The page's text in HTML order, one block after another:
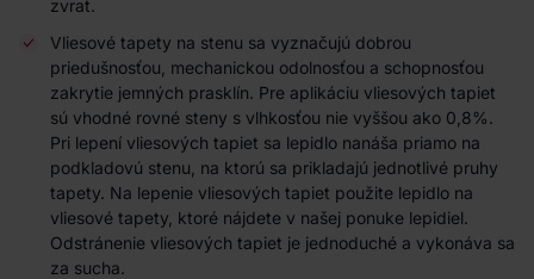
zvrat.
Vliesové tapety na stenu sa vyznačujú dobrou
priedušnosťou, mechanickou odolnosťou a schopnosťou
zakrytie jemných prasklín. Pre aplikáciu vliesových tapiet
sú vhodné rovné steny s vlhkosťou nie vyššou ako 0,8%.
Pri lepení vliesových tapiet sa lepidlo nanáša priamo na
podkladovú stenu, na ktorú sa prikladajú jednotlivé pruhy
tapety. Na lepenie vliesových tapiet použite lepidlo na
vliesové tapety, ktoré nájdete v našej ponuke lepidiel.
Odstránenie vliesových tapiet je jednoduché a vykonáva sa
za sucha.